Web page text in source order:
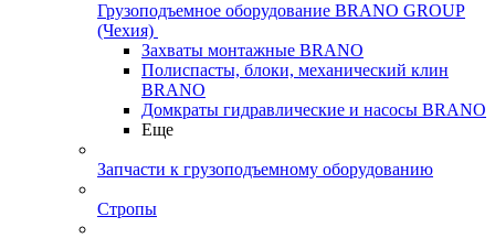
Грузоподъемное оборудование BRANO GROUP
(Чехия)
Захваты монтажные BRANO
Полиспасты, блоки, механический клин
BRANO
Домкраты гидравлические и насосы BRANO
Еще
Запчасти к грузоподъемному оборудованию
Стропы